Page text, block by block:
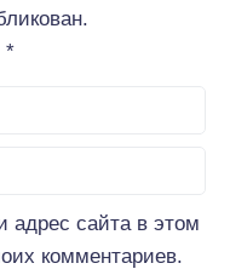
*
адрес сайта в этом
комментариев.